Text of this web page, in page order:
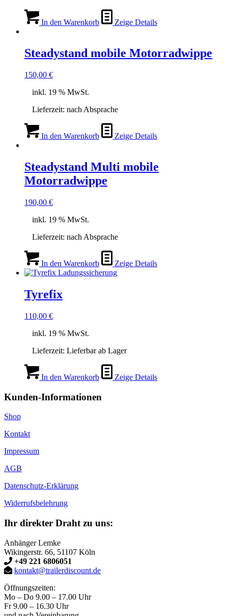
In den Warenkorb Zeige Details
Steadystand mobile Motorradwippe
150,00 €
inkl. 19 % MwSt.
Lieferzeit: nach Absprache
In den Warenkorb Zeige Details
Steadystand Multi mobile
Motorradwippe
190,00 €
inkl. 19 % MwSt.
Lieferzeit: nach Absprache
In den Warenkorb Zeige Details
Tyrefix
110,00 €
inkl. 19 % MwSt.
Lieferzeit: Lieferbar ab Lager
In den Warenkorb Zeige Details
Kunden-Informationen
Shop
Kontakt
Impressum
AGB
Datenschutz-Erklärung
Widerrufsbelehrung
Ihr direkter Draht zu uns:
Anhänger Lemke
Wikingerstr. 66, 51107 Köln
+49 221 6806051
kontakt@trailerdiscount.de
Öffnungszeiten:
Mo – Do 9.00 – 17.00 Uhr
Fr 9.00 – 16.30 Uhr